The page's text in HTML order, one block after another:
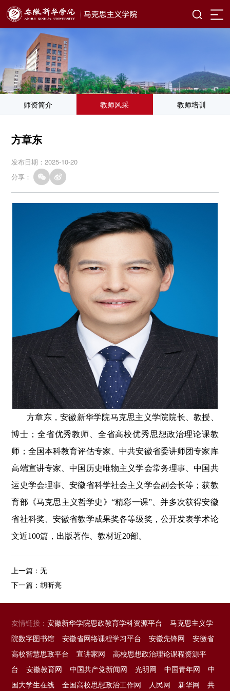
师资简介 教师风采 教师培训
方章东
发布日期：2025-10-20
分享：
方章东，安徽新华学院马克思主义学院院长、教授、
博士；全省优秀教师、全省高校优秀思想政治理论课教
师；全国本科教育评估专家、中共安徽省委讲师团专家库
高端宣讲专家、中国历史唯物主义学会常务理事、中国共
运史学会理事、安徽省科学社会主义学会副会长等；获教
育部《马克思主义哲学史》“精彩一课”、并多次获得安徽
省社科奖、安徽省教学成果奖各等级奖，公开发表学术论
文近100篇，出版著作、教材近20部。
上一篇：无
下一篇：胡昕亮
友情链接：安徽新华学院思政教育学科资源平台
马克思主义学
院数字图书馆
安徽省网络课程学习平台 安徽先锋网
安徽省
高校智慧思政平台
宣讲家网
高校思想政治理论课程资源平
台
安徽教育网 中国共产党新闻网 光明网 中国青年网
中
国大学生在线
全国高校思想政治工作网 人民网 新华网 共